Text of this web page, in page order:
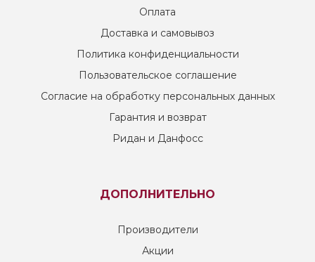
Оплата
Доставка и самовывоз
Политика конфиденциальности
Пользовательское соглашение
Согласие на обработку персональных данных
Гарантия и возврат
Ридан и Данфосс
ДОПОЛНИТЕЛЬНО
Производители
Акции